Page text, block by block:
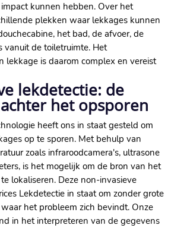
kunnen hebben. Over het
plekken waar lekkages kunnen
het bad, de afvoer, de
de toiletruimte. Het
lekkage is daarom complex en vereist
lekdetectie: de
het opsporen
heeft ons in staat gesteld om
op te sporen. Met behulp van
zoals infraroodcamera's, ultrasone
is het mogelijk om de bron van het
lokaliseren. Deze non-invasieve
Lekdetectie in staat om zonder grote
het probleem zich bevindt. Onze
in het interpreteren van de gegevens